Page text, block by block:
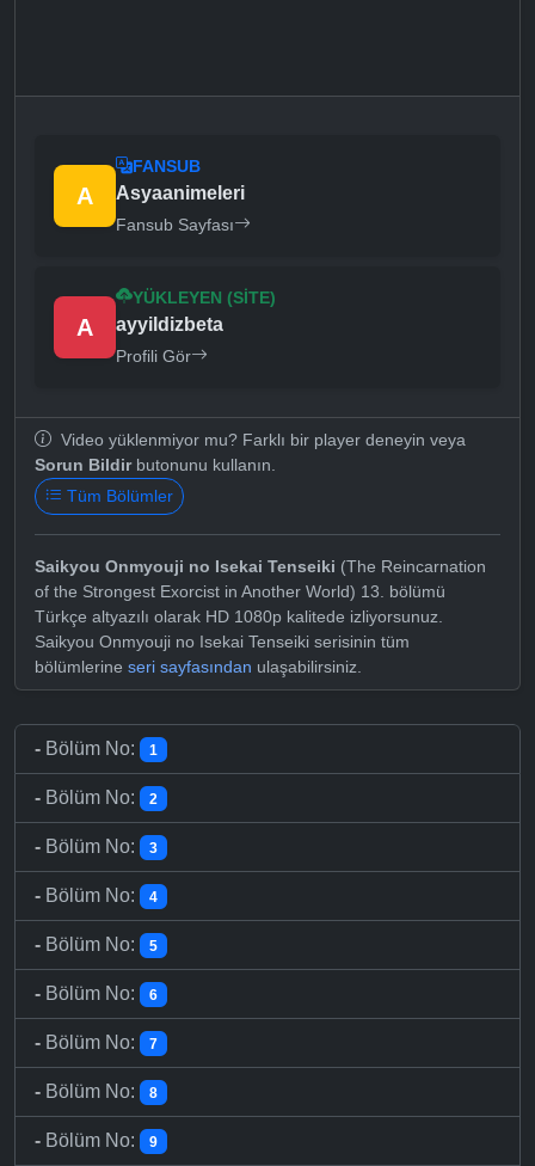
A
FANSUB
Asyaanimeleri
Fansub Sayfası
A
YÜKLEYEN (SITE)
ayyildizbeta
Profili Gör
Video yüklenmiyor mu? Farklı bir player deneyin veya
Sorun Bildirbutonunu kullanın.
Tüm Bölümler
Saikyou Onmyouji no Isekai Tenseiki (The Reincarnation
of the Strongest Exorcist in Another World) 13. bölümü
Türkçe altyazılı olarak HD 1080p kalitede izliyorsunuz.
Saikyou Onmyouji no Isekai Tenseiki serisinin tüm
bölümlerine seri sayfasından ulaşabilirsiniz.
- Bölüm No: 1
- Bölüm No: 2
- Bölüm No: 3
- Bölüm No: 4
- Bölüm No: 5
- Bölüm No: 6
- Bölüm No: 7
- Bölüm No: 8
- Bölüm No: 9